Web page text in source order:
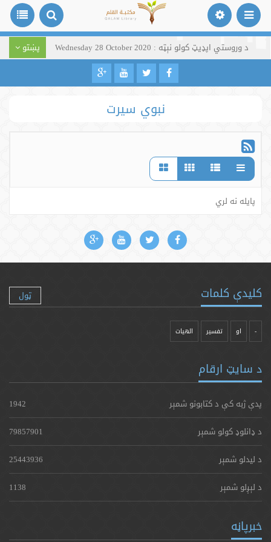
د وروستي اپډیټ کولو نېټه : Wednesday 28 October 2020 پښتو
نبوي سیرت
پایله نه لري
کلیدې کلمات ټول
- او تفسیر الهیات
د سایټ ارقام
پدې ژبه کې د کتابونو شمېر
1942
د ډانلوډ کولو شمېر
79857901
د لیدلو شمېر
25443936
د لېږلو شمېر
1138
خبرپاڼه